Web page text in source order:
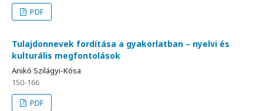
PDF
Tulajdonnevek fordítása a gyakorlatban – nyelvi és
kulturális megfontolások
Anikó Szilágyi-Kósa
150-166
PDF